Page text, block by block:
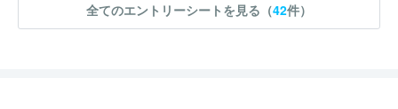
全てのエントリーシートを見る（42件）